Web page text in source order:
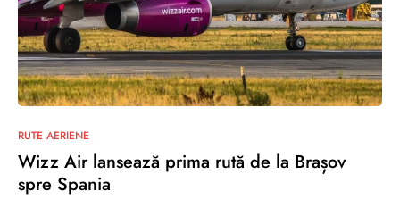
RUTE AERIENE
Wizz Air lansează prima rută de la Brașov
spre Spania